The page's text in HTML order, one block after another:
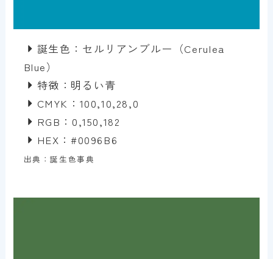
誕生色：セルリアンブルー（Cerulea
Blue）
特徴：明るい青
CMYK：100,10,28,0
RGB：0,150,182
HEX：#0096B6
出典：誕生色事典